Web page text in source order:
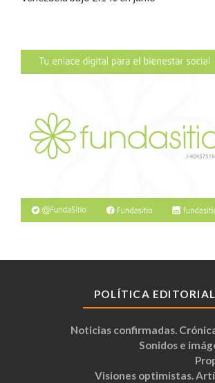
POLÍTICA EDITORIAL
Noticias confirmadas.
Sonidos e
Visiones optimistas.